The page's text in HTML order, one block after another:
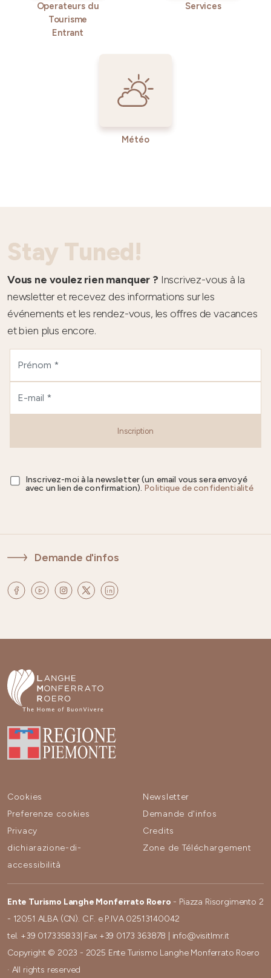
Operateurs du
Tourisme
Entrant
Services
Météo
Stay Tuned!
Vous ne voulez rien manquer ? Inscrivez-vous à la
newsletter et recevez des informations sur les
événements et les rendez-vous, les offres de vacances
et bien plus encore.
Inscription
Inscrivez-moi à la newsletter (un email vous sera envoyé
avec un lien de confirmation). Politique de confidentialité
Demande d'infos
Cookies
Preferenze cookies
Privacy
dichiarazione-di-
accessibilità
Newsletter
Demande d'infos
Credits
Zone de Téléchargement
Ente Turismo Langhe Monferrato Roero - Piazza Risorgimento 2
- 12051 ALBA (CN). C.F. e P.IVA 02513140042
tel. +39 017335833 | Fax +39 0173 363878
info@visitlmr.it
Copyright © 2023 - 2025 Ente Turismo Langhe Monferrato Roero
· All rights reserved